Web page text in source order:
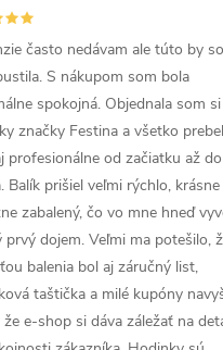
často nedávam ale túto by
S nákupom som bola
spokojná. Objednala som si
značky Festina a všetko
profesionálne od začiatku až do
Balík prišiel veľmi rýchlo, krásne
zabalený, čo vo mne hneď
prvý dojem. Veľmi ma potešilo,
balenia bol aj záručný list,
taštička a milé kupóny
že e-shop si dáva záležať na